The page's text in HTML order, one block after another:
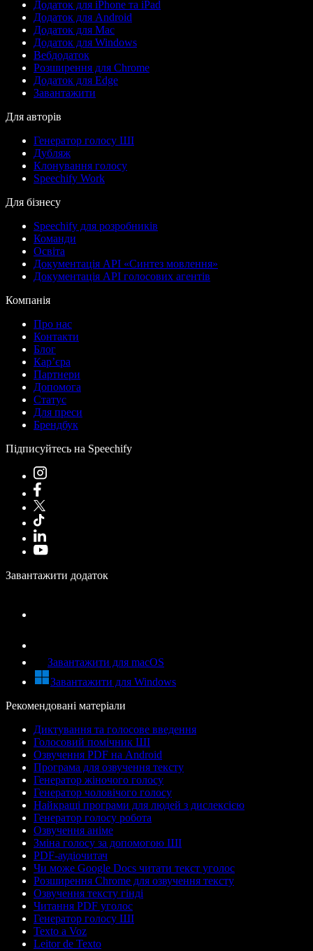
Додаток для iPhone та iPad
Додаток для Android
Додаток для Mac
Додаток для Windows
Вебдодаток
Розширення для Chrome
Додаток для Edge
Завантажити
Для авторів
Генератор голосу ШІ
Дубляж
Клонування голосу
Speechify Work
Для бізнесу
Speechify для розробників
Команди
Освіта
Документація API «Синтез мовлення»
Документація API голосових агентів
Компанія
Про нас
Контакти
Блог
Кар’єра
Партнери
Допомога
Статус
Для преси
Брендбук
Підписуйтесь на Speechify
Завантажити додаток
Завантажити для macOS
Завантажити для Windows
Рекомендовані матеріали
Диктування та голосове введення
Голосовий помічник ШІ
Озвучення PDF на Android
Програма для озвучення тексту
Генератор жіночого голосу
Генератор чоловічого голосу
Найкращі програми для людей з дислексією
Генератор голосу робота
Озвучення аніме
Зміна голосу за допомогою ШІ
PDF-аудіочитач
Чи може Google Docs читати текст уголос
Розширення Chrome для озвучення тексту
Озвучення тексту гінді
Читання PDF уголос
Генератор голосу ШІ
Texto a Voz
Leitor de Texto